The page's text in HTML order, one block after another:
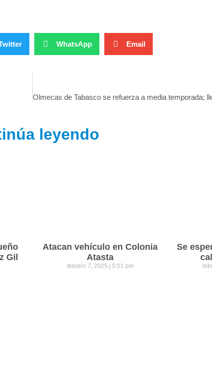
WhatsApp Email
leyendo
Gil
Atacan vehículo en Colonia
Atasta
febrero 7, 2025 5:01 pm
Se